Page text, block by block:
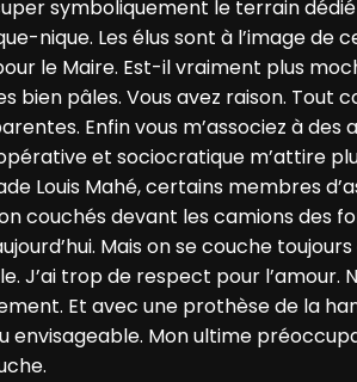
symboliquement le terrain
nique. Les élus sont à l’image de
le Maire. Est-il vraiment plus
bien pâles. Vous avez raison. Tout
Enfin vous m’associez à des
et sociocratique m’attire
Louis Mahé, certains membres
couchés devant les camions des
Mais on se couche toujours
J’ai trop de respect pour l’amour.
Et avec une prothèse de la
Mon ultime